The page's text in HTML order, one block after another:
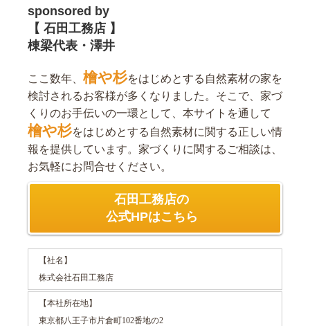
sponsored by
【 石田工務店 】
棟梁代表・澤井
ここ数年、 檜や杉をはじめとする自然素材の家を
検討されるお客様が多くなりました。そこで、家づ
くりのお手伝いの一環として、本サイトを通して
檜や杉をはじめとする自然素材に関する正しい情
報を提供しています。家づくりに関するご相談は、
お気軽にお問合せください。
石田工務店の
公式HPはこちら
【社名】
株式会社石田工務店
【本社所在地】
東京都八王子市片倉町102番地の2